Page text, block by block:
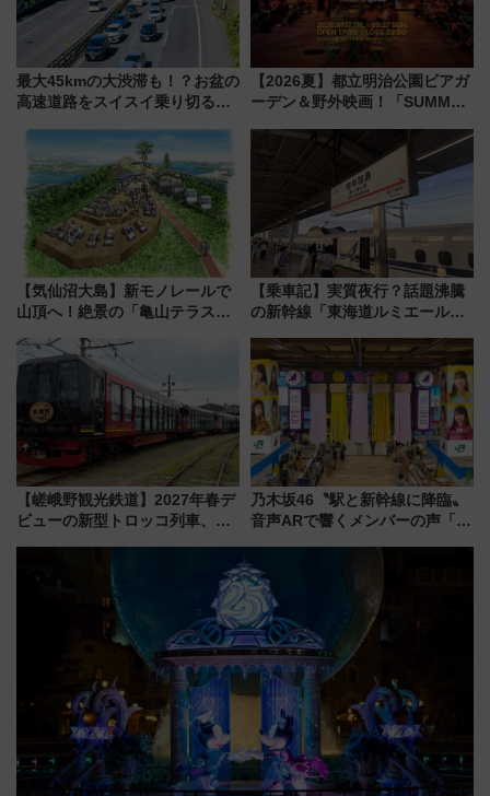
最大45kmの大渋滞も！？お盆の
高速道路をスイスイ乗り切る快
【2026夏】都立明治公園ビアガ
ーデン＆野外映画！「SUMMER
ケジュール 夜風とビール、映画
【気仙沼大島】新モノレールで
山頂へ！絶景の「亀山テラス
暇村のお得な日帰りプランも登
場
【乗車記】実質夜行？話題沸騰
の新幹線「東海道ルミエールエ
東京22時発、京都・新大阪に6
時台着 見どころは岐阜羽島の
素晴らし過ぎる朝
【嵯峨野観光鉄道】2027年春デ
ビューの新型トロッコ列車、い
は2026年で引退
乃木坂46〝駅と新幹線に降臨〟
音声ARで響くメンバーの声「真